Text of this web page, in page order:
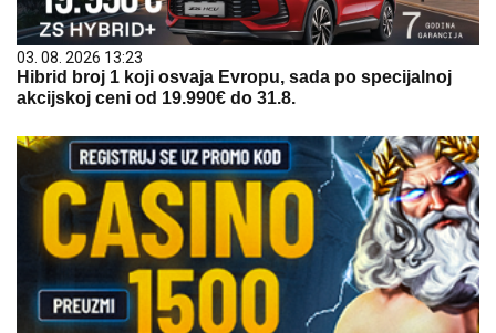
03. 08. 2026 13:23
Hibrid broj 1 koji osvaja Evropu, sada po specijalnoj
akcijskoj ceni od 19.990€ do 31.8.